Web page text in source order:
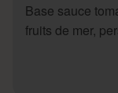
Base sauce
fruits de mer,